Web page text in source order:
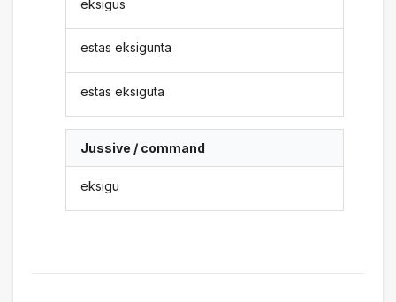
eksigus
estas eksigunta
estas eksiguta
Jussive / command
eksigu